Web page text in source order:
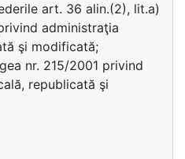
art. 36 alin.(2), lit.a)
administraţia
şi modificată;
nr. 215/2001 privind
republicată şi